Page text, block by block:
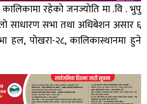
रहेकाे जनज्योति मा .वि . भुपु
साधारण सभा तथा अधिबेशन असार ६
हल, पोखरा-२८, कालिकास्थानमा हुने